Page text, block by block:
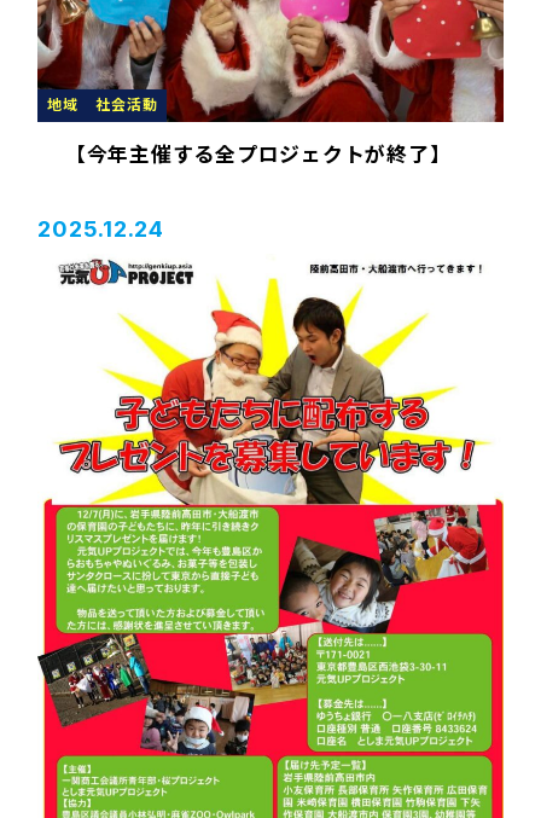
地域 社会活動
【今年主催する全プロジェクトが終了】
2025.12.24